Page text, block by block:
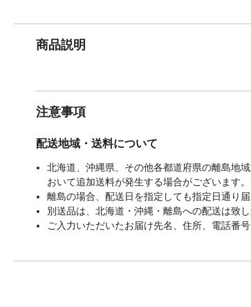
商品説明
注意事項
配送地域・送料について
北海道、沖縄県、その他各都道府県の離島地
おいて追加送料が発生する場合がございます。
離島の場合、配送日を指定しても指定日通り
別送品は、北海道・沖縄・離島への配送は致し
ご入力いただいたお届け先名、住所、電話番